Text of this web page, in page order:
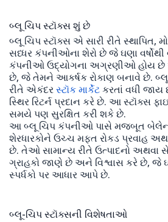
બ્લૂ ચિપ સ્ટૉક્સ શું છે
બ્લૂ ચિપ સ્ટૉક્સ એ સારી રીતે સ્થાપિત,
સધ્ધર કંપનીઓના શેરો છે જે ઘણા
કંપનીઓ ઉદ્યોગના અગ્રણીઓ હોય
છે, જે તેમને આકર્ષક રોકાણ બનાવે છે. બ્લૂ
રીતે એકંદર સ્ટૉક માર્કેટ કરતાં વધી
સ્થિર રિટર્ન પ્રદાન કરે છે. આ સ્ટૉક્સ
સમયે પણ સુરક્ષિત કરી શકે છે.
આ બ્લૂ ચિપ કંપનીઓ પાસે મજબૂત
શેરધારકોને ઉચ્ચ મફત રોકડ પ્રવાહ
છે. તેઓ સામાન્ય રીતે ઉત્પાદનો અથવા
ગ્રાહકો જાણે છે અને વિશ્વાસ કરે છે, જે
સ્પર્ધકો પર આધાર આપે છે.
બ્લૂ-ચિપ સ્ટૉક્સની વિશેષતાઓ